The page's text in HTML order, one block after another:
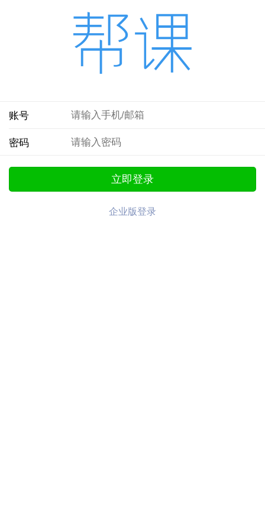
账号
密码
立即登录
企业版登录